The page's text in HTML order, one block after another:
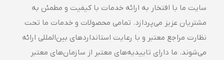
سایت ما با افتخار به ارائه خدمات با کیفیت و مطمئن به
مشتریان عزیز می‌پردازد. تمامی محصولات و خدمات ما تحت
نظارت مراجع معتبر و با رعایت استانداردهای بین‌المللی ارائه
می‌شوند. ما دارای تاییدیه‌های معتبر از سازمان‌های معتبر